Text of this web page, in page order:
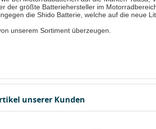
der größte Batteriehersteller im
die Shido Batterie, welche auf die neue
unserem Sortiment überzeugen.
unserer Kunden